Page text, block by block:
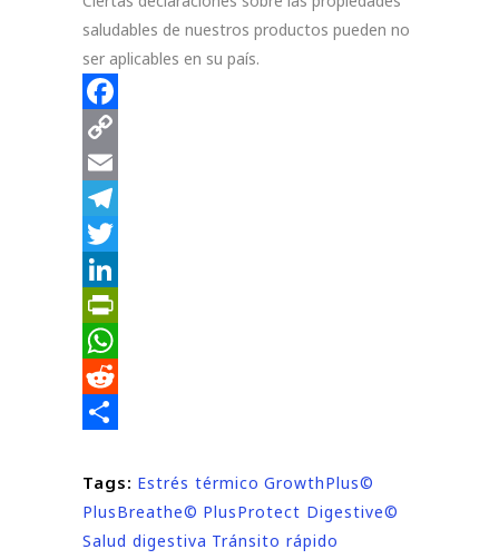
saludables de nuestros productos pueden no
ser aplicables en su país.
Facebook
Copy
Link
Email
Telegram
Twitter
LinkedIn
PrintFriendly
WhatsApp
Reddit
Tags: Estrés térmico GrowthPlus©
PlusBreathe© PlusProtect Digestive©
Salud digestiva Tránsito rápido